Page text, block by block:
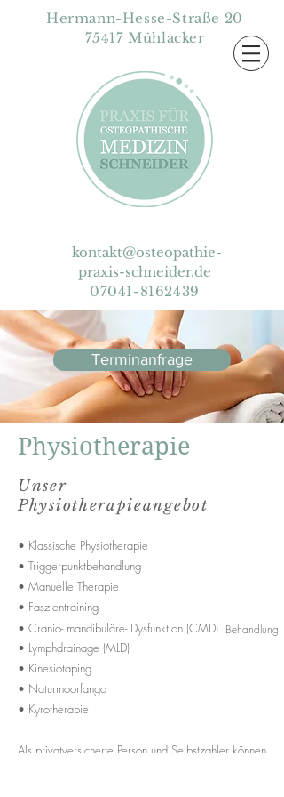
Hermann-Hesse-Straße 20
75417 Mühlacker
kontakt@osteopathie-
praxis-schneider.de
07041-8162439
Terminanfrage
Physiotherapie
Unser
Physiotherapieangebot
• Klassische Physiotherapie
• Triggerpunktbehandlung
• Manuelle Therapie
• Faszientraining
• Lymphdrainage (MLD)
• Kinesiotaping
• Naturmoorfango
• Kyrotherapie
Als privatversicherte Person und Selbstzahler können
• Cranio- mandibuläre- Dysfunktion (CMD) Behandlung